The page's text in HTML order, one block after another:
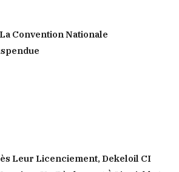
Convention Nationale
Leur Licenciement, Dekeloil CI